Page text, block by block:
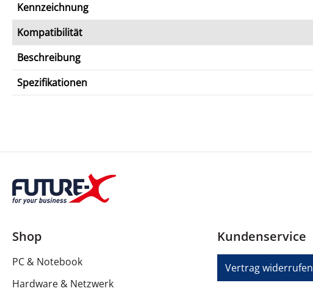
Kennzeichnung
Kompatibilität
Beschreibung
Spezifikationen
Shop
PC & Notebook
Hardware & Netzwerk
Kundenservice
Vertrag widerrufen